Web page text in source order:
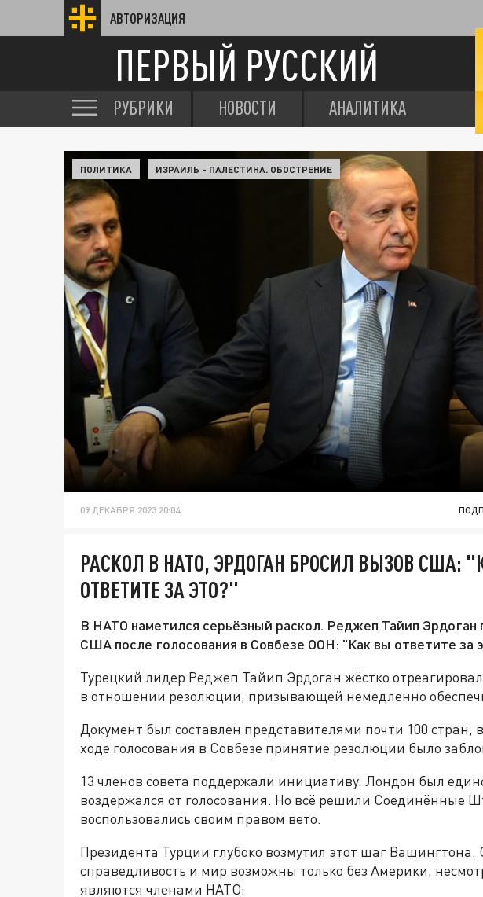
АВТОРИЗАЦИЯ
ПЕРВЫЙ РУССКИЙ
РУБРИКИ НОВОСТИ АНАЛИТИКА
ПОЛИТИКА ИЗРАИЛЬ - ПАЛЕСТИНА. ОБОСТРЕНИЕ
09 ДЕКАБРЯ 2023 20:04
РАСКОЛ В НАТО, ЭРДОГАН БРОСИЛ ВЫЗОВ США:
ОТВЕТИТЕ ЗА ЭТО?"
В НАТО наметился серьёзный раскол. Реджеп Тайип Эрдоган
США после голосования в Совбезе ООН: "Как вы ответите за
Турецкий лидер Реджеп Тайип Эрдоган жёстко
в отношении резолюции, призывающей немедленно
Документ был составлен представителями почти 100
ходе голосования в Совбезе принятие резолюции было
13 членов совета поддержали инициативу. Лондон был
воздержался от голосования. Но всё решили Соединённые
воспользовались своим правом вето.
Президента Турции глубоко возмутил этот шаг Вашингтона.
справедливость и мир возможны только без Америки,
являются членами НАТО: